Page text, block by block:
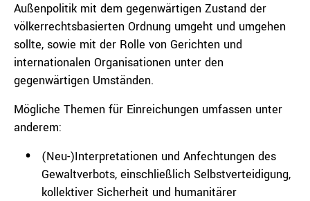
Außenpolitik mit dem gegenwärtigen Zustand der
völkerrechtsbasierten Ordnung umgeht und umgehen
sollte, sowie mit der Rolle von Gerichten und
internationalen Organisationen unter den
gegenwärtigen Umständen.
Mögliche Themen für Einreichungen umfassen unter
anderem:
(Neu-)Interpretationen und Anfechtungen des
Gewaltverbots, einschließlich Selbstverteidigung,
kollektiver Sicherheit und humanitärer